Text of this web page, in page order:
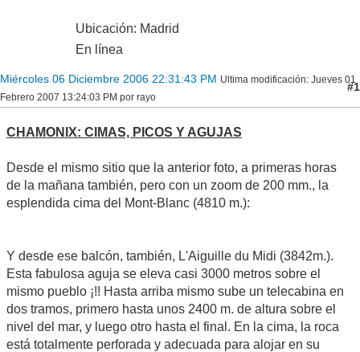
Ubicación: Madrid
En línea
Miércoles 06 Diciembre 2006 22:31:43 PM Ultima modificación: Jueves 01
Febrero 2007 13:24:03 PM por rayo
#1
CHAMONIX: CIMAS, PICOS Y AGUJAS
Desde el mismo sitio que la anterior foto, a primeras horas
de la mañana también, pero con un zoom de 200 mm., la
esplendida cima del Mont-Blanc (4810 m.):
Y desde ese balcón, también, L'Aiguille du Midi (3842m.).
Esta fabulosa aguja se eleva casi 3000 metros sobre el
mismo pueblo ¡!! Hasta arriba mismo sube un telecabina en
dos tramos, primero hasta unos 2400 m. de altura sobre el
nivel del mar, y luego otro hasta el final. En la cima, la roca
está totalmente perforada y adecuada para alojar en su